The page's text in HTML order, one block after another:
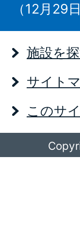
（12月29
施設を
サイト
このサ